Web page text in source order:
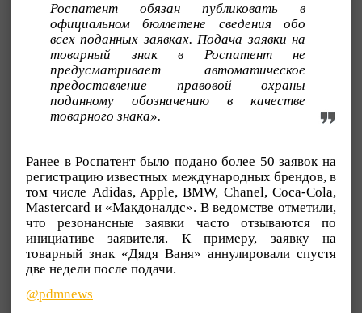
Роспатент обязан публиковать в
официальном бюллетене сведения обо
всех поданных заявках. Подача заявки на
товарный знак в Роспатент не
предусматривает автоматическое
предоставление правовой охраны
поданному обозначению в качестве
товарного знака».
Ранее в Роспатент было подано более 50 заявок на
регистрацию известных международных брендов, в
том числе Adidas, Apple, BMW, Chanel, Coca-Cola,
Mastercard и «Макдоналдс». В ведомстве отметили,
что резонансные заявки часто отзываются по
инициативе заявителя. К примеру, заявку на
товарный знак «Дядя Ваня» аннулировали спустя
две недели после подачи.
@pdmnews